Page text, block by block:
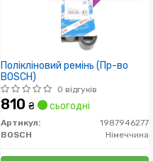
Полікліновий ремінь (Пр-во
BOSCH)
0 відгуків
810 ₴ сьогодні
Артикул:
1987946277
BOSCH
Німеччина